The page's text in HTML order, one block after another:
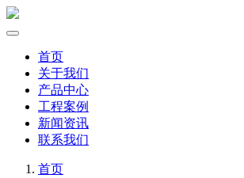
首页
关于我们
产品中心
工程案例
新闻资讯
联系我们
首页